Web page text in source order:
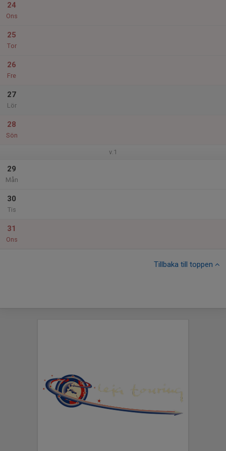
24
Ons
25
Tor
26
Fre
27
Lör
28
Sön
v.1
29
Mån
30
Tis
31
Ons
Tillbaka till toppen